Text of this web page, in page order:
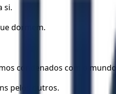
si.
dormem.
condenados com o mundo.
pelos outros.